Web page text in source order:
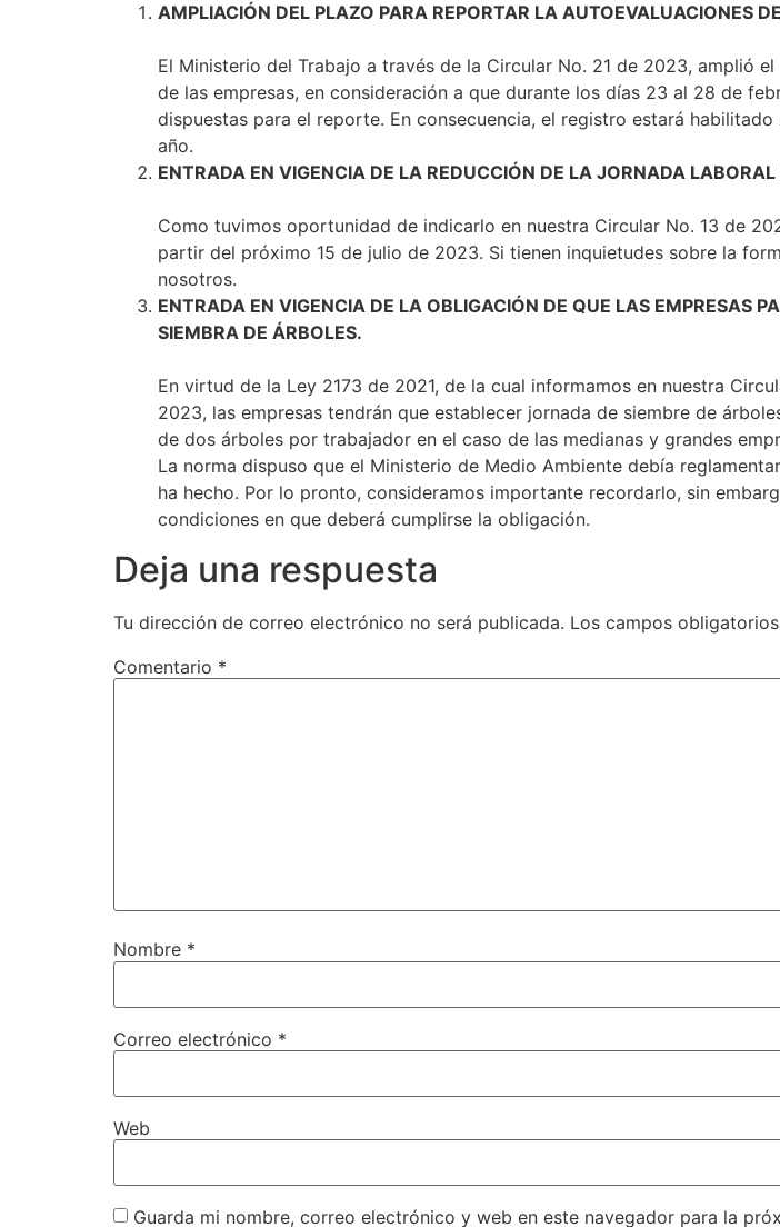
AMPLIACIÓN DEL PLAZO PARA REPORTAR LA AUTOEVALUACIONES
El Ministerio del Trabajo a través de la Circular No. 21 de 2023, amplió
de las empresas, en consideración a que durante los días 23 al 28 de
dispuestas para el reporte. En consecuencia, el registro estará
año.
ENTRADA EN VIGENCIA DE LA REDUCCIÓN DE LA JORNADA
Como tuvimos oportunidad de indicarlo en nuestra Circular No. 13 de
partir del próximo 15 de julio de 2023. Si tienen inquietudes sobre la
nosotros.
ENTRADA EN VIGENCIA DE LA OBLIGACIÓN DE QUE LAS EMPRESAS
SIEMBRA DE ÁRBOLES.
En virtud de la Ley 2173 de 2021, de la cual informamos en nuestra
2023, las empresas tendrán que establecer jornada de siembre de
de dos árboles por trabajador en el caso de las medianas y grandes
La norma dispuso que el Ministerio de Medio Ambiente debía
ha hecho. Por lo pronto, consideramos importante recordarlo, sin
condiciones en que deberá cumplirse la obligación.
Deja una respuesta
Tu dirección de correo electrónico no será publicada. Los campos
Comentario *
Nombre *
Correo electrónico *
Web
Guarda mi nombre, correo electrónico y web en este navegador para la